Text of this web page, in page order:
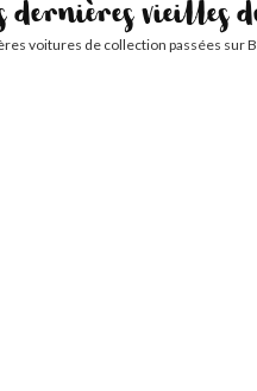
dernières vieilles
voitures de collection passées sur